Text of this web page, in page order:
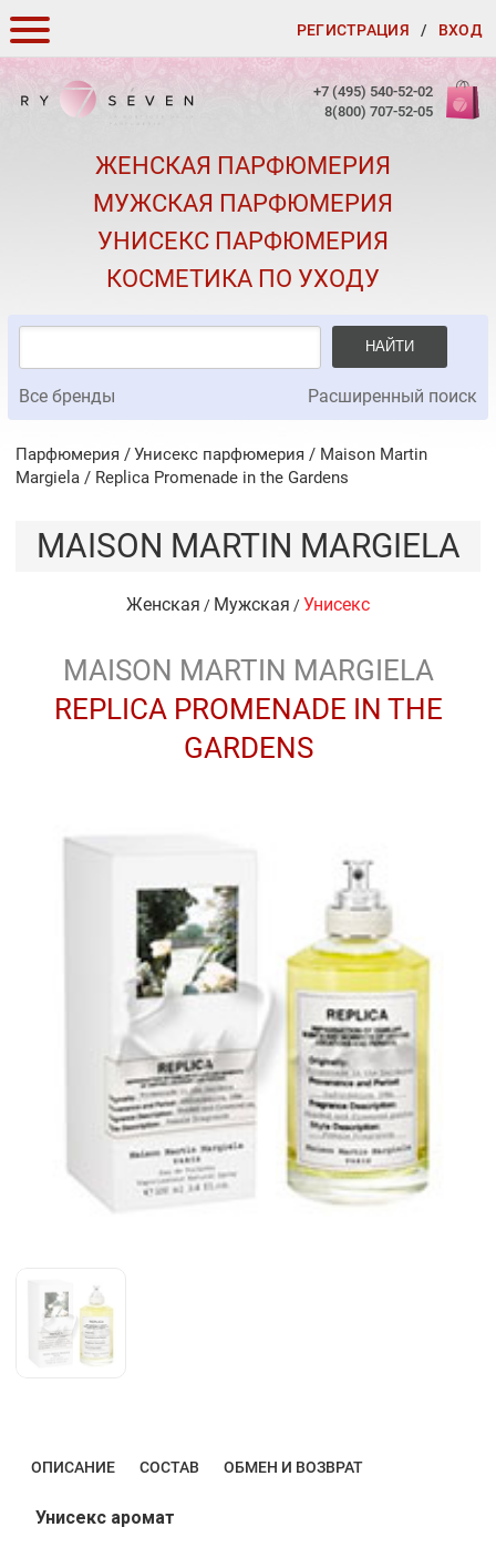
РЕГИСТРАЦИЯ / ВХОД
КАК ЗАКАЗАТЬ
СКИДКИ
КОНТАКТЫ
О КАЧЕСТВЕ
ПОДАРКИ К ЗАКАЗАМ
+7 (495) 540-52-02
8(800) 707-52-05
ЖЕНСКАЯ ПАРФЮМЕРИЯ
МУЖСКАЯ ПАРФЮМЕРИЯ
УНИСЕКС ПАРФЮМЕРИЯ
КОСМЕТИКА ПО УХОДУ
НАЙТИ
Все бренды Расширенный поиск
Парфюмерия Унисекс парфюмерия / Maison Martin
Margiela / Replica Promenade in the Gardens
MAISON MARTIN MARGIELA
Женская / Мужская /Унисекс
MAISON MARTIN MARGIELA
REPLICA PROMENADE IN THE
GARDENS
ОПИСАНИЕ СОСТАВ ОБМЕН И ВОЗВРАТ
Унисекс аромат